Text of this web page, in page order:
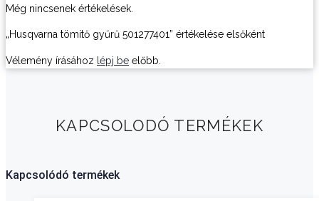
Még nincsenek értékelések.
„Husqvarna tömítő gyűrű 501277401” értékelése elsőként
Vélemény írásához lépj be előbb.
KAPCSOLODÓ TERMÉKEK
Kapcsolódó termékek